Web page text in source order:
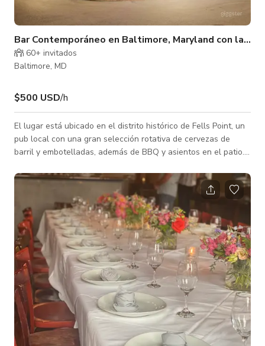
Bar Contemporáneo en Baltimore, Maryland con la
60+ invitados
Baltimore, MD
$500 USD/h
El lugar está ubicado en el distrito histórico de Fells Point, un
pub local con una gran selección rotativa de cervezas de
barril y embotelladas, además de BBQ y asientos en el patio.
personalizados.